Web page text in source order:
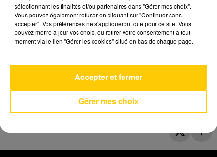
AVEYRON NORD
sélectionnant les finalités et/ou partenaires dans "Gérer mes choix".
Vous pouvez également refuser en cliquant sur "Continuer sans
accepter". Vos préférences ne s'appliqueront que pour ce site. Vous
pouvez mettre à jour vos choix, ou retirer votre consentement à tout
moment via le lien "Gérer les cookies" situé en bas de chaque page.
Gérer mes choix
Accepter et fermer